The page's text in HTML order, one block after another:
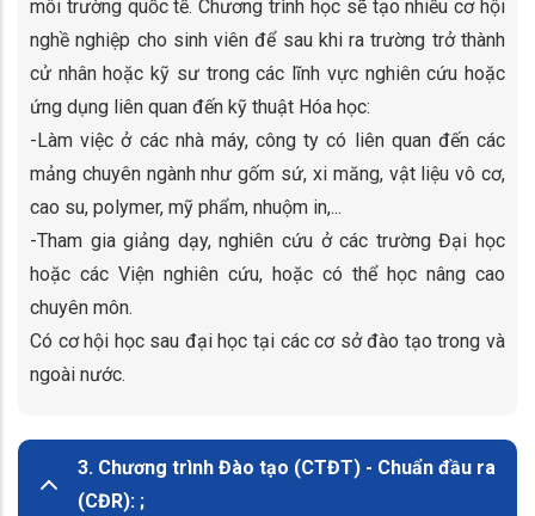
môi trường quốc tế. Chương trình học sẽ tạo nhiều cơ hội
nghề nghiệp cho sinh viên để sau khi ra trường trở thành
cử nhân hoặc kỹ sư trong các lĩnh vực nghiên cứu hoặc
ứng dụng liên quan đến kỹ thuật Hóa học:
-Làm việc ở các nhà máy, công ty có liên quan đến các
mảng chuyên ngành như gốm sứ, xi măng, vật liệu vô cơ,
cao su, polymer, mỹ phẩm, nhuộm in,...
-Tham gia giảng dạy, nghiên cứu ở các trường Đại học
hoặc các Viện nghiên cứu, hoặc có thể học nâng cao
chuyên môn.
Có cơ hội học sau đại học tại các cơ sở đào tạo trong và
ngoài nước.
3. Chương trình Đào tạo (CTĐT) - Chuẩn đầu ra
(CĐR): ;